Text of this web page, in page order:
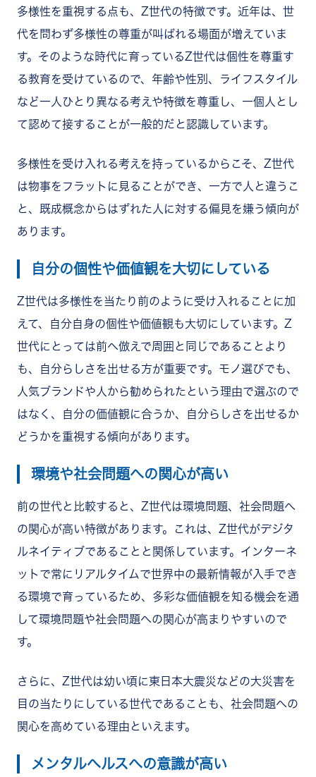
多様性を重視する点も、Z世代の特徴です。近年は、世
代を問わず多様性の尊重が叫ばれる場面が増えていま
す。そのような時代に育っているZ世代は個性を尊重す
る教育を受けているので、年齢や性別、ライフスタイル
など一人ひとり異なる考えや特徴を尊重し、一個人とし
て認めて接することが一般的だと認識しています。
多様性を受け入れる考えを持っているからこそ、Z世代
は物事をフラットに見ることができ、一方で人と違うこ
と、既成概念からはずれた人に対する偏見を嫌う傾向が
あります。
自分の個性や価値観を大切にしている
Z世代は多様性を当たり前のように受け入れることに加
えて、自分自身の個性や価値観も大切にしています。Z
世代にとっては前へ倣えで周囲と同じであることより
も、自分らしさを出せる方が重要です。モノ選びでも、
人気ブランドや人から勧められたという理由で選ぶので
はなく、自分の価値観に合うか、自分らしさを出せるか
どうかを重視する傾向があります。
環境や社会問題への関心が高い
前の世代と比較すると、Z世代は環境問題、社会問題へ
の関心が高い特徴があります。これは、Z世代がデジタ
ルネイティブであることと関係しています。インターネ
ットで常にリアルタイムで世界中の最新情報が入手でき
る環境で育っているため、多彩な価値観を知る機会を通
して環境問題や社会問題への関心が高まりやすいので
す。
さらに、Z世代は幼い頃に東日本大震災などの大災害を
目の当たりにしている世代であることも、社会問題への
関心を高めている理由といえます。
メンタルヘルスへの意識が高い